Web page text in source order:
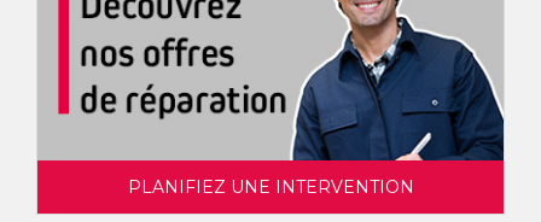
PLANIFIEZ UNE INTERVENTION